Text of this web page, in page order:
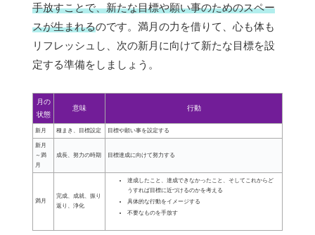
手放すことで、新たな目標や願い事のためのスペー
スが生まれるのです。満月の力を借りて、心も体も
リフレッシュし、次の新月に向けて新たな目標を設
定する準備をしましょう。
月の
状態
意味 行動
新月 種まき、目標設定 目標や願い事を設定する
新月
～満
月
成長、努力の時期 目標達成に向けて努力する
満月
完成、成就、振り
返り、浄化
達成したこと、達成できなかったこと、そしてこれからど
うすれば目標に近づけるのかを考える
具体的な行動をイメージする
不要なものを手放す